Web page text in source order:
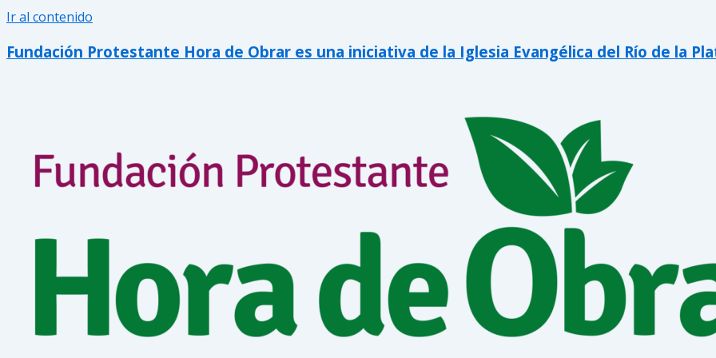
Ir al contenido
Fundación Protestante Hora de Obrar es una iniciativa de la Iglesia Evangélica del Río de la